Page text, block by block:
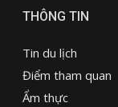
THÔNG TIN
Tin du lịch
Điểm tham quan
Ẩm thực